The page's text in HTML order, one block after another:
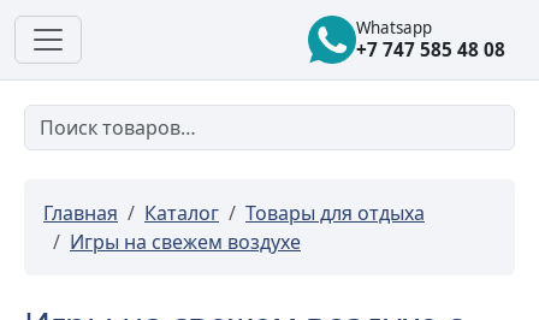
Whatsapp
+7 747 585 48 08
Главная Каталог
Товары для отдыха
Игры на свежем воздухе